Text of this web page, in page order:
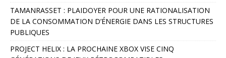
r
n
a
t
i
TAMANRASSET : PLAIDOYER POUR UNE RATIONALISATION
DE LA CONSOMMATION D’ÉNERGIE DANS LES STRUCTURES
PUBLIQUES
PROJECT HELIX : LA PROCHAINE XBOX VISE CINQ